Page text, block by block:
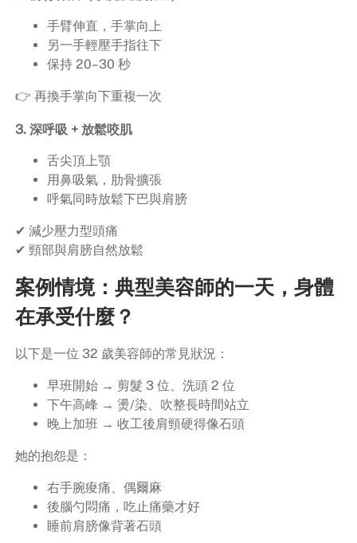
手臂伸直，手掌向上
另一手輕壓手指往下
保持 20–30 秒
👉 再換手掌向下重複一次
3. 深呼吸 + 放鬆咬肌
舌尖頂上顎
用鼻吸氣，肋骨擴張
呼氣同時放鬆下巴與肩膀
✔ 減少壓力型頭痛
✔ 頸部與肩膀自然放鬆
案例情境：典型美容師的一天，身體
在承受什麼？
以下是一位 32 歲美容師的常見狀況：
早班開始 → 剪髮 3 位、洗頭 2 位
下午高峰 → 燙/染、吹整長時間站立
晚上加班 → 收工後肩頸硬得像石頭
她的抱怨是：
右手腕痠痛、偶爾麻
後腦勺悶痛，吃止痛藥才好
睡前肩膀像背著石頭